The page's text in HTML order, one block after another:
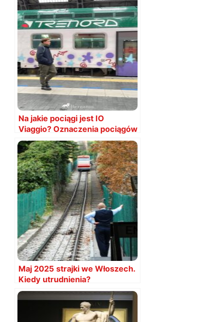
Na jakie pociągi jest IO
Viaggio? Oznaczenia pociągów
Maj 2025 strajki we Włoszech.
Kiedy utrudnienia?